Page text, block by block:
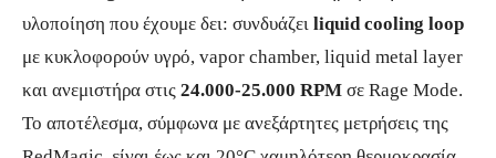
υλοποίηση που έχουμε δει: συνδυάζει liquid cooling loop
με κυκλοφορούν υγρό, vapor chamber, liquid metal layer
και ανεμιστήρα στις 24.000-25.000 RPM σε Rage Mode.
Το αποτέλεσμα, σύμφωνα με ανεξάρτητες μετρήσεις της